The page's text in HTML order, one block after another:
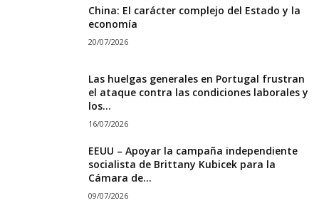
China: El carácter complejo del Estado y la
economía
20/07/2026
Las huelgas generales en Portugal frustran
el ataque contra las condiciones laborales y
los...
16/07/2026
EEUU – Apoyar la campaña independiente
socialista de Brittany Kubicek para la
Cámara de...
09/07/2026